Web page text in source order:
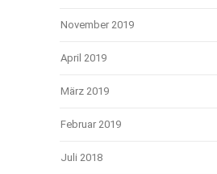
November 2019
April 2019
März 2019
Februar 2019
Juli 2018